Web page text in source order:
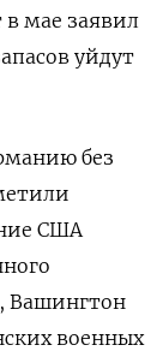
в мае заявил
уйдут
без
США
Вашингтон
военных